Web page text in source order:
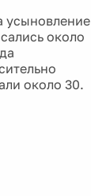
усыновление
около
около 30.